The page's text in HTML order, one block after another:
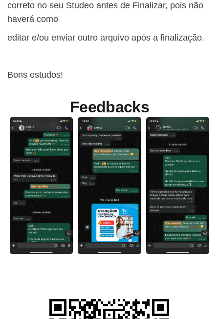
correto no seu Studeo antes de Finalizar, pois não
haverá como
editar e/ou enviar outro arquivo após a finalização.
Bons estudos!
Feedbacks